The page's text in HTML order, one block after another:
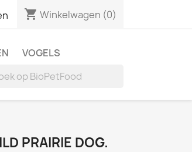
shopping_cart Winkelwagen (0)
VOGELS
PRAIRIE DOG.